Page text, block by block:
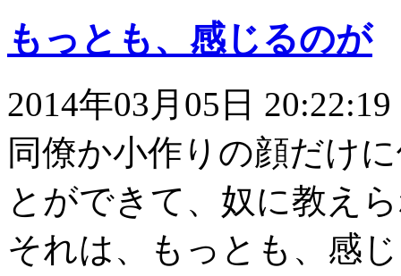
もっとも、感じるのが
2014年03月05日 20:22:19
同僚か小作りの顔だけ
とができて、奴に教え
それは、もっとも、感